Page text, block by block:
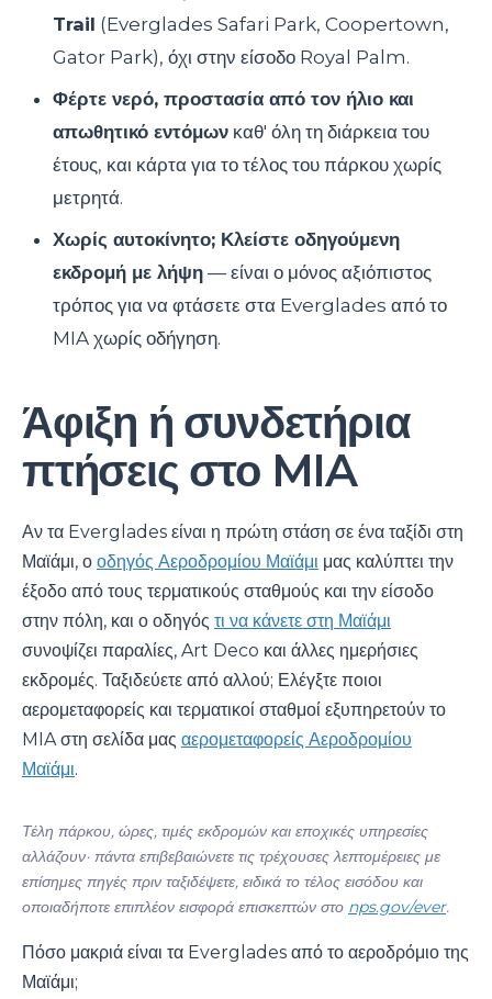
Trail (Everglades Safari Park, Coopertown,
Gator Park), όχι στην είσοδο Royal Palm.
Φέρτε νερό, προστασία από τον ήλιο και
απωθητικό εντόμων καθ' όλη τη διάρκεια του
έτους, και κάρτα για το τέλος του πάρκου χωρίς
μετρητά.
Χωρίς αυτοκίνητο; Κλείστε οδηγούμενη
εκδρομή με λήψη — είναι ο μόνος αξιόπιστος
τρόπος για να φτάσετε στα Everglades από το
MIA χωρίς οδήγηση.
Άφιξη ή συνδετήρια
πτήσεις στο MIA
Αν τα Everglades είναι η πρώτη στάση σε ένα ταξίδι στη
Μαϊάμι, ο οδηγός Αεροδρομίου Μαϊάμι μας καλύπτει την
έξοδο από τους τερματικούς σταθμούς και την είσοδο
στην πόλη, και ο οδηγός τι να κάνετε στη Μαϊάμι
συνοψίζει παραλίες, Art Deco και άλλες ημερήσιες
εκδρομές. Ταξιδεύετε από αλλού; Ελέγξτε ποιοι
αερομεταφορείς και τερματικοί σταθμοί εξυπηρετούν το
MIA στη σελίδα μας αερομεταφορείς Αεροδρομίου
Μαϊάμι.
Τέλη πάρκου, ώρες, τιμές εκδρομών και εποχικές υπηρεσίες
αλλάζουν· πάντα επιβεβαιώνετε τις τρέχουσες λεπτομέρειες με
επίσημες πηγές πριν ταξιδέψετε, ειδικά το τέλος εισόδου και
οποιαδήποτε επιπλέον εισφορά επισκεπτών στο nps.gov/ever.
Πόσο μακριά είναι τα Everglades από το αεροδρόμιο της
Μαϊάμι;